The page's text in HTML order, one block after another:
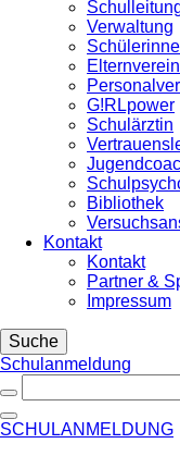
Verwaltung
Elternverein
G!RLpower
Schulärztin
Bibliothek
Kontakt
Kontakt
Partner &
Impressum
Suche
Schulanmeldung
SCHULANMELDUNG